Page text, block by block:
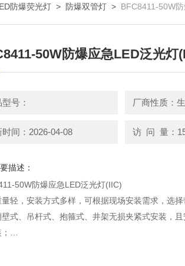
防爆荧光灯 > 防爆双管灯 > BFC8411-50W
50W防爆应急LED泛光灯
号： 厂商性质：
时间：2026-04-08 访 问 量：
描述：
50W防爆应急LED泛光灯(IIC)
轻，安装方式多样，可根据现场安装需求，选
式、吊杆式、抱箍式、井架无损夹紧式安装，